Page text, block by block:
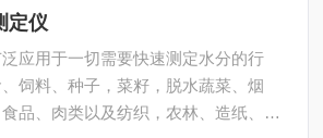
定仪
应用于一切需要快速测定水分的行
饲料、种子，菜籽，脱水蔬菜、烟
品、肉类以及纺织，农林、造纸、橡